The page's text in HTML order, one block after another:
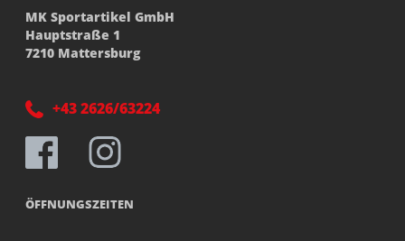
MK Sportartikel GmbH
Hauptstraße 1
7210 Mattersburg
+43 2626/63224
ÖFFNUNGSZEITEN